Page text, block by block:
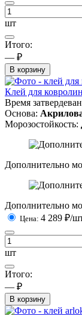
шт
Итого:
— ₽
В корзину
Клей для
Время
Основа:
Морозостойкость:
Дополнительно
Дополнительно
Цена: 4 289 ₽/
шт
Итого:
— ₽
В корзину